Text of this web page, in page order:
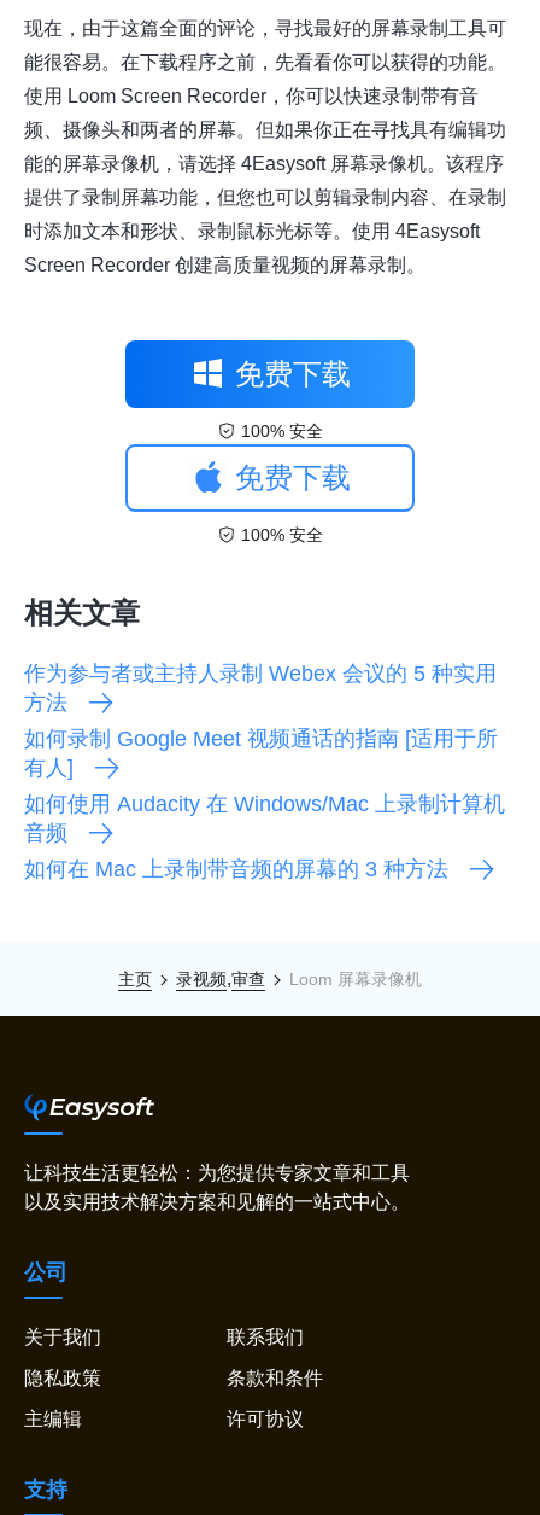
现在，由于这篇全面的评论，寻找最好的屏幕录制工具可
能很容易。在下载程序之前，先看看你可以获得的功能。
使用 Loom Screen Recorder，你可以快速录制带有音
频、摄像头和两者的屏幕。但如果你正在寻找具有编辑功
能的屏幕录像机，请选择 4Easysoft 屏幕录像机。该程序
提供了录制屏幕功能，但您也可以剪辑录制内容、在录制
时添加文本和形状、录制鼠标光标等。使用 4Easysoft
Screen Recorder 创建高质量视频的屏幕录制。
免费下载
100% 安全
免费下载
100% 安全
相关文章
作为参与者或主持人录制 Webex 会议的 5 种实用
方法
如何录制 Google Meet 视频通话的指南 [适用于所
有人]
如何使用 Audacity 在 Windows/Mac 上录制计算机
音频
如何在 Mac 上录制带音频的屏幕的 3 种方法
主页 录视频,审查 Loom 屏幕录像机
让科技生活更轻松：为您提供专家文章和工具
以及实用技术解决方案和见解的一站式中心。
公司
关于我们
联系我们
隐私政策
条款和条件
主编辑
许可协议
支持